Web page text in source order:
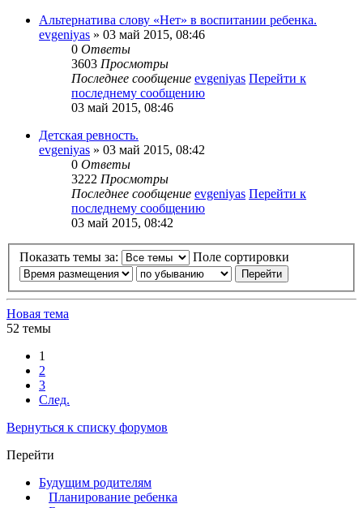
Альтернатива слову «Нет» в воспитании ребенка.
evgeniyas » 03 май 2015, 08:46
0 Ответы
3603 Просмотры
Последнее сообщение evgeniyas Перейти к
последнему сообщению
03 май 2015, 08:46
Детская ревность.
evgeniyas » 03 май 2015, 08:42
0 Ответы
3222 Просмотры
Последнее сообщение evgeniyas Перейти к
последнему сообщению
03 май 2015, 08:42
Показать темы за: Поле сортировки
Новая тема
52 темы
1
2
3
След.
Вернуться к списку форумов
Перейти
Будущим родителям
Планирование ребенка